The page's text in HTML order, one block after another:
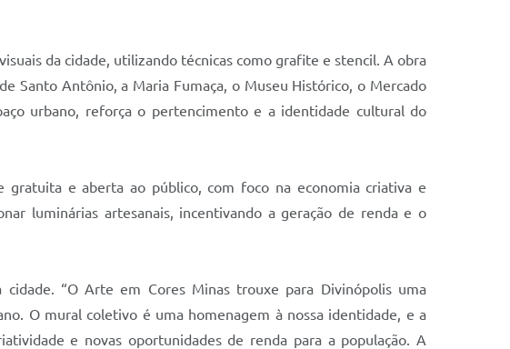
da cidade, utilizando técnicas como grafite e stencil. A obra
Santo Antônio, a Maria Fumaça, o Museu Histórico, o Mercado
urbano, reforça o pertencimento e a identidade cultural do
e aberta ao público, com foco na economia criativa e
luminárias artesanais, incentivando a geração de renda e o
“O Arte em Cores Minas trouxe para Divinópolis uma
O mural coletivo é uma homenagem à nossa identidade, e a
e novas oportunidades de renda para a população. A